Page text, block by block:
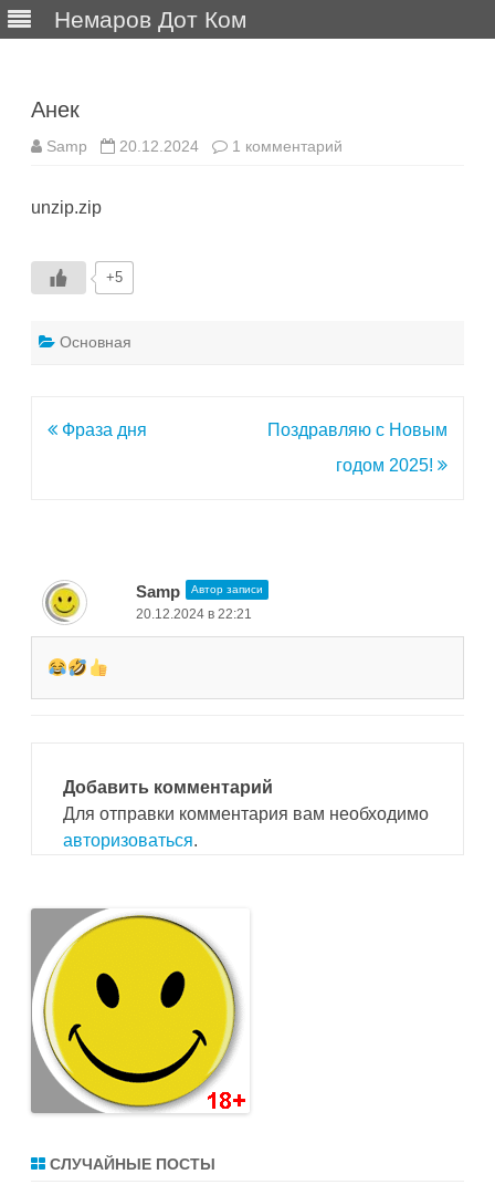
Немаров Дот Ком
Анек
Samp 20.12.2024 1 комментарий
unzip.zip
+5
Основная
Навигация
Фраза дня
Поздравляю с Новым
годом 2025!
Samp Автор записи
20.12.2024 в 22:21
Добавить комментарий
Для отправки комментария вам необходимо
авторизоваться.
СЛУЧАЙНЫЕ ПОСТЫ